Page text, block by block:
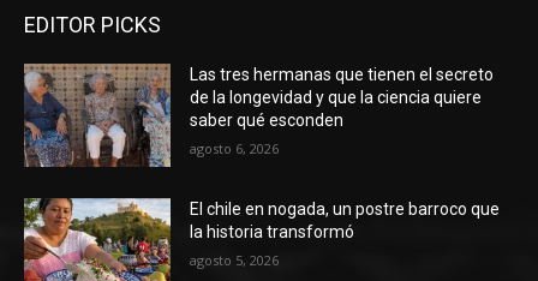
EDITOR PICKS
Las tres hermanas que tienen el secreto
de la longevidad y que la ciencia quiere
saber qué esconden
agosto 6, 2026
El chile en nogada, un postre barroco que
la historia transformó
agosto 5, 2026